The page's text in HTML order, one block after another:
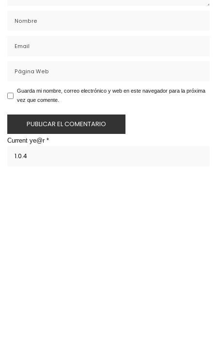
Guarda mi nombre, correo electrónico y web en este navegador para la próxima
vez que comente.
Current ye@r *